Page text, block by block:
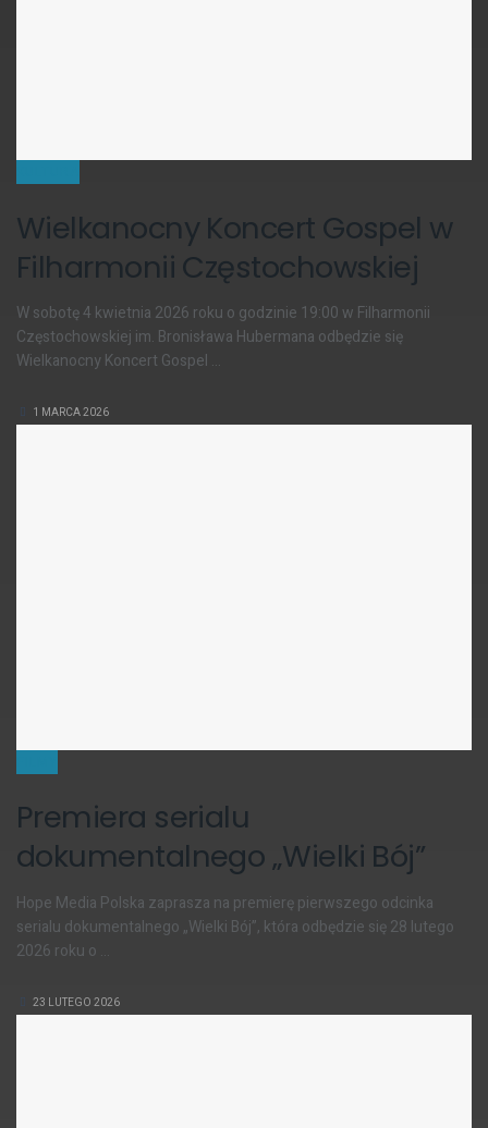
Wielkanocny Koncert Gospel w
Filharmonii Częstochowskiej
W sobotę 4 kwietnia 2026 roku o godzinie 19:00 w Filharmonii
Częstochowskiej im. Bronisława Hubermana odbędzie się
Wielkanocny Koncert Gospel ...
1 MARCA 2026
Premiera serialu
dokumentalnego „Wielki Bój”
Hope Media Polska zaprasza na premierę pierwszego odcinka
serialu dokumentalnego „Wielki Bój”, która odbędzie się 28 lutego
2026 roku o ...
23 LUTEGO 2026